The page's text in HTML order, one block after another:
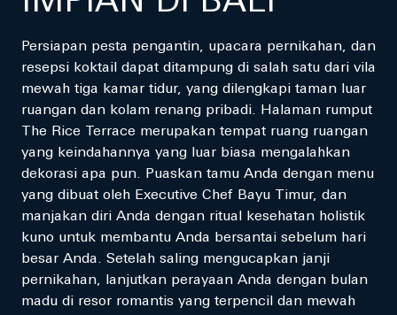
Persiapan pesta pengantin, upacara pernikahan, dan
resepsi koktail dapat ditampung di salah satu dari vila
mewah tiga kamar tidur, yang dilengkapi taman luar
ruangan dan kolam renang pribadi. Halaman rumput
The Rice Terrace merupakan tempat ruang ruangan
yang keindahannya yang luar biasa mengalahkan
dekorasi apa pun. Puaskan tamu Anda dengan menu
yang dibuat oleh Executive Chef Bayu Timur, dan
manjakan diri Anda dengan ritual kesehatan holistik
kuno untuk membantu Anda bersantai sebelum hari
besar Anda. Setelah saling mengucapkan janji
pernikahan, lanjutkan perayaan Anda dengan bulan
madu di resor romantis yang terpencil dan mewah